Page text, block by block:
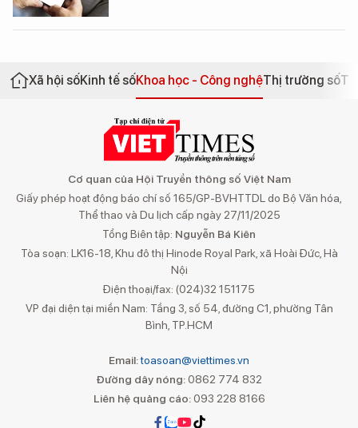
Xã hội sốKinh tế sốKhoa học - Công nghệThị trường số
Cơ quan của Hội Truyền thông số Việt Nam
Giấy phép hoạt động báo chí số 165/GP-BVHTTDL do Bộ Văn hóa,
Thể thao và Du lịch cấp ngày 27/11/2025
Tổng Biên tập: Nguyễn Bá Kiên
Tòa soạn: LK16-18, Khu đô thị Hinode Royal Park, xã Hoài Đức, Hà
Nội
Điện thoại/fax: (024)32 151175
VP đại diện tại miền Nam: Tầng 3, số 54, đường C1, phường Tân
Bình, TP.HCM
Email:toasoan@viettimes.vn
Đường dây nóng: 0862 774 832
Liên hệ quảng cáo:093 228 8166